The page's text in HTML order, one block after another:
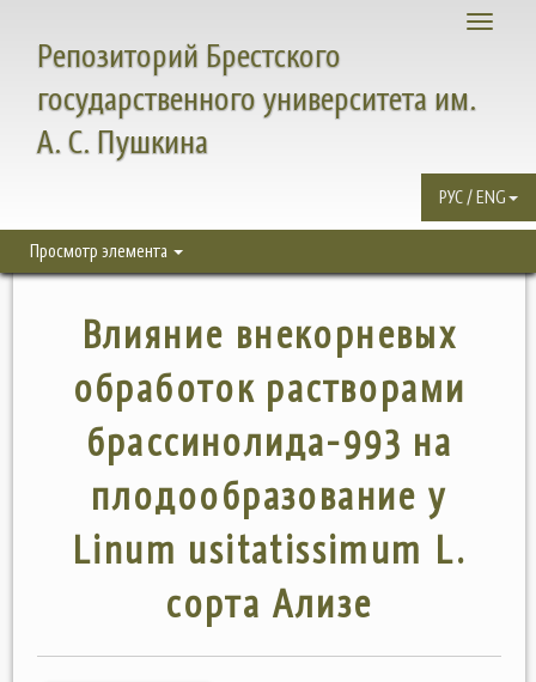
Toggle
Репозиторий Брестского
государственного университета им.
А. С. Пушкина
РУС / ENG
Просмотр элемента
Влияние внекорневых
обработок растворами
брассинолида-993 на
плодообразование у
Linum usitatissimum L.
сорта Ализе